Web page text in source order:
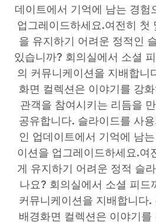
데이트에서 기억에 남는 경험
업그레이드하세요.여전히 첫
을 유지하기 어려운 정적인
있습니까? 회의실에서 소셜
의 커뮤니케이션을 지배합니
화면 컬렉션은 이야기를 강
관객을 참여시키는 리듬을
공유합니다. 슬라이드를 사
인 업데이트에서 기억에 남
이션을 업그레이드하세요.여
게 유지하기 어려운 정적 슬
나요? 회의실에서 소셜 피드
커뮤니케이션을 지배합니다.
배경화면 컬렉션은 이야기를